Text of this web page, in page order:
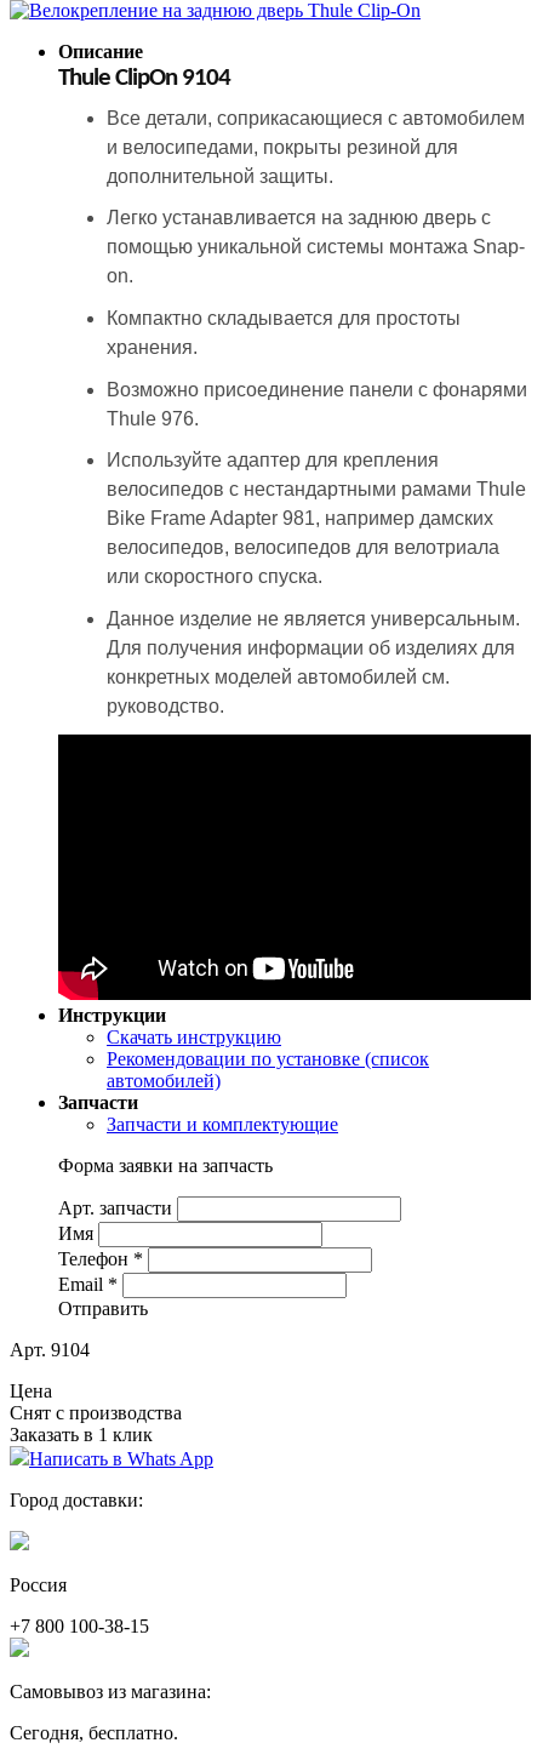
Описание
Thule ClipOn 9104
Все детали, соприкасающиеся с автомобилем
и велосипедами, покрыты резиной для
дополнительной защиты.
Легко устанавливается на заднюю дверь с
помощью уникальной системы монтажа Snap-
on.
Компактно складывается для простоты
хранения.
Возможно присоединение панели с фонарями
Thule 976.
Используйте адаптер для крепления
велосипедов с нестандартными рамами Thule
Bike Frame Adapter 981, например дамских
велосипедов, велосипедов для велотриала
или скоростного спуска.
Данное изделие не является универсальным.
Для получения информации об изделиях для
конкретных моделей автомобилей см.
руководство.
Инструкции
Скачать инструкцию
Рекомендовации по установке (список
автомобилей)
Запчасти
Запчасти и комплектующие
Форма заявки на запчасть
Арт. запчасти
Имя
Телефон *
Email *
Отправить
Арт. 9104
Цена
Снят с производства
Заказать в 1 клик
Написать в Whats App
Город доставки:
Россия
+7 800 100-38-15
Самовывоз из магазина:
Сегодня, бесплатно.